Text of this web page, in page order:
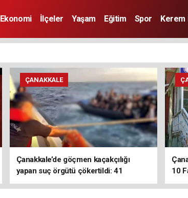
Ekonomi İlçeler Yaşam Eğitim Spor Kerem
ÇANAKKALE
Çanakkale’de göçmen kaçakçılığı
yapan suç örgütü çökertildi: 41
tutuklama
10